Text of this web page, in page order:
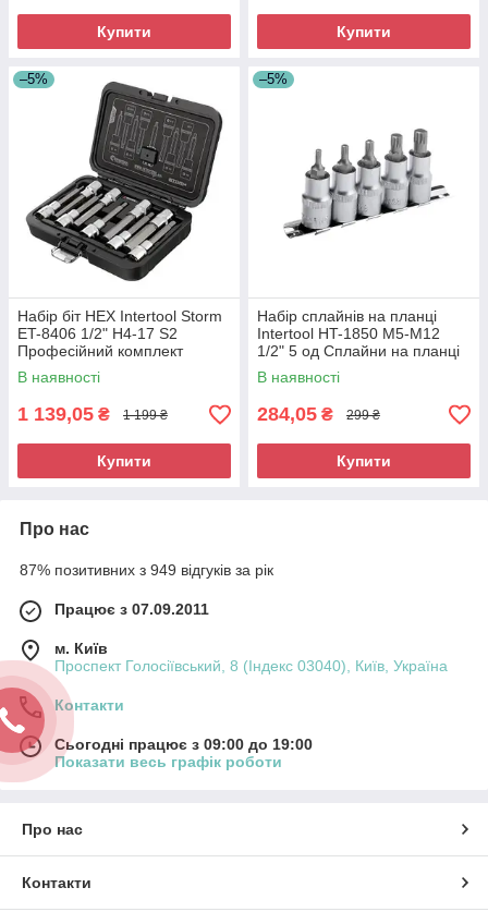
Купити Купити
–5%
Набір біт HEX Intertool Storm
ET-8406 1/2" H4-17 S2
Професійний комплект
насадок Біт для шуруповерта
В наявності
1 139,05 ₴ 1 199 ₴
Купити
–5%
Набір сплайнів на планці
Intertool HT-1850 М5-М12
1/2" 5 од Сплайни на планці
набір Універсальний набір
сплайнів
В наявності
284,05 ₴ 299 ₴
Купити
Про нас
87% позитивних з 949 відгуків за рік
Працює з 07.09.2011
м. Київ
Проспект Голосіївський, 8 (Індекс 03040), Київ, Україна
Контакти
Сьогодні працює з 09:00 до 19:00
Показати весь графік роботи
Про нас
Контакти